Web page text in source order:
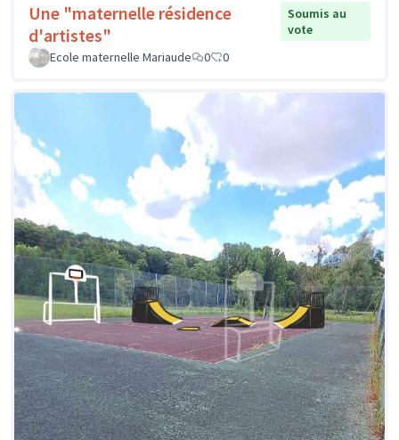
Une "maternelle résidence
d'artistes"
Soumis au
vote
Ecole maternelle Mariaude
0 0